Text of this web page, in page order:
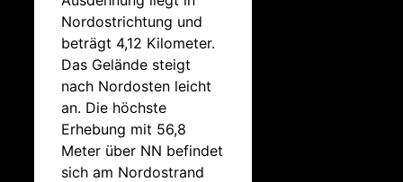
Nordostrichtung und
beträgt 4,12 Kilometer.
Das Gelände steigt
nach Nordosten leicht
an. Die höchste
Erhebung mit 56,8
Meter über NN befindet
sich am Nordostrand